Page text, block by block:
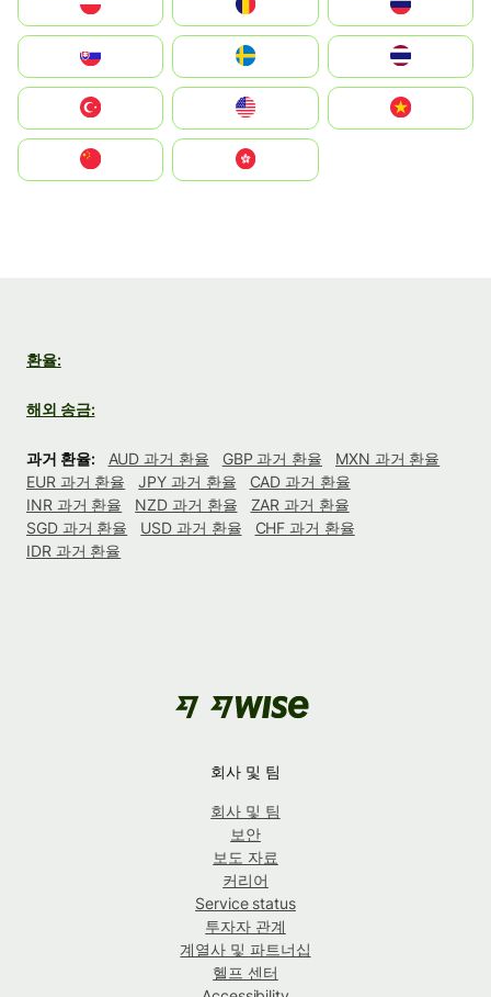
United States
中國香港特別行政區
환율:
해외 송금:
과거 환율: AUD 과거 환율 GBP 과거 환율
MXN 과거 환율
EUR 과거 환율
JPY 과거 환율
CAD 과거 환율
INR 과거 환율
NZD 과거 환율
ZAR 과거 환율
SGD 과거 환율
USD 과거 환율
CHF 과거 환율
IDR 과거 환율
회사 및 팀
회사 및 팀
보안
보도 자료
커리어
Service status
투자자 관계
계열사 및 파트너십
헬프 센터